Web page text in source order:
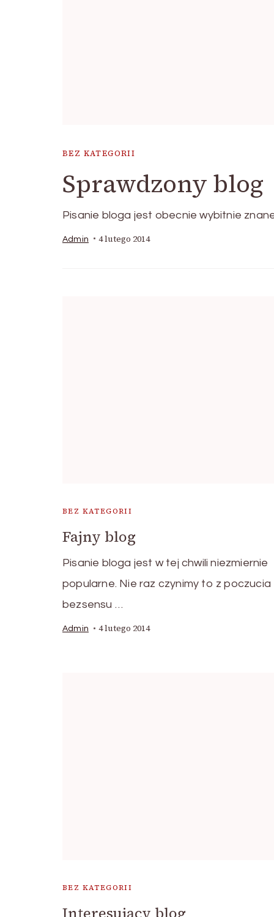
BEZ KATEGORII
Sprawdzony blog
Pisanie bloga jest obecnie wybitnie
Admin 4 lutego 2014
BEZ KATEGORII
Fajny blog
Pisanie bloga jest w tej chwili niezmiernie
popularne. Nie raz czynimy to z poczucia
bezsensu …
Admin 4 lutego 2014
BEZ KATEGORII